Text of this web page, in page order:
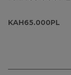
KAH65.000PL